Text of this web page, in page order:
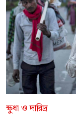
ক্ষুধা ও দারিদ্র